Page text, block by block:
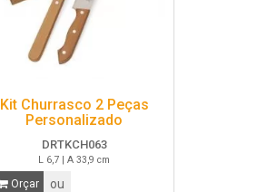
Kit Churrasco 2 Peças
Personalizado
DRTKCH063
L 6,7 | A 33,9 cm
Orçar ou